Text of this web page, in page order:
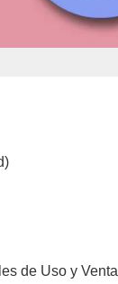
de Uso y Venta